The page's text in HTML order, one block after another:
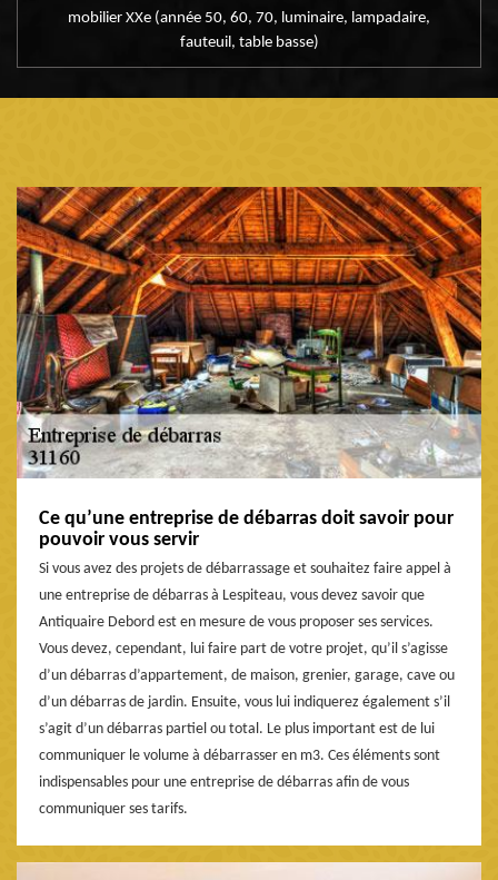
mobilier XXe (année 50, 60, 70, luminaire, lampadaire,
fauteuil, table basse)
Ce qu’une entreprise de débarras doit savoir pour
pouvoir vous servir
Si vous avez des projets de débarrassage et souhaitez faire appel à
une entreprise de débarras à Lespiteau, vous devez savoir que
Antiquaire Debord est en mesure de vous proposer ses services.
Vous devez, cependant, lui faire part de votre projet, qu’il s’agisse
d’un débarras d’appartement, de maison, grenier, garage, cave ou
d’un débarras de jardin. Ensuite, vous lui indiquerez également s’il
s’agit d’un débarras partiel ou total. Le plus important est de lui
communiquer le volume à débarrasser en m3. Ces éléments sont
indispensables pour une entreprise de débarras afin de vous
communiquer ses tarifs.